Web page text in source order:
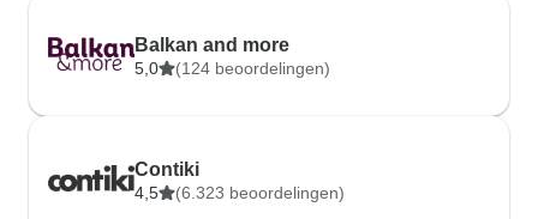
Balkan and more
5,0 (124 beoordelingen)
Contiki
4,5 (6.323 beoordelingen)